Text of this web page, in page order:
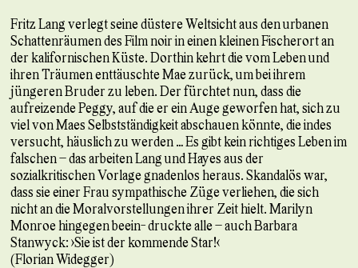
Fritz Lang verlegt seine düstere Weltsicht aus den urbanen
Schattenräumen des Film noir in einen kleinen Fischerort an
der kalifornischen Küste. Dorthin kehrt die vom Leben und
ihren Träumen enttäuschte Mae zurück, um bei ihrem
jüngeren Bruder zu leben. Der fürchtet nun, dass die
aufreizende Peggy, auf die er ein Auge geworfen hat, sich zu
viel von Maes Selbstständigkeit abschauen könnte, die indes
versucht, häuslich zu werden … Es gibt kein richtiges Leben im
falschen – das arbeiten Lang und Hayes aus der
sozialkritischen Vorlage gnadenlos heraus. Skandalös war,
dass sie einer Frau sympathische Züge verliehen, die sich
nicht an die Moralvorstellungen ihrer Zeit hielt. Marilyn
Monroe hingegen beein- druckte alle – auch Barbara
Stanwyck: »Sie ist der kommende Star!«
(Florian Widegger)